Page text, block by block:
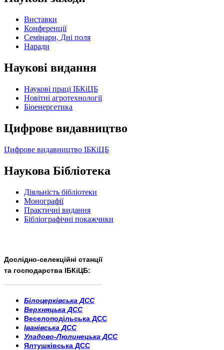
Виставки
Конференції
Семінари, Дні поля
Наради
Наукові видання
Наукові праці ІБКіЦБ
Новітні агротехнології
Бiоенергетика
Цифрове видавництво
Цифрове видавництво ІБКіЦБ
Наукова Бібліотека
Діяльність бібліотеки
Монографії
Практичні видання
Бібліографічні покажчики
Дослідно-селекційні станції
та господарства ІБКіЦБ:
Білоцерківська ДСС
Верхняцька ДСС
Веселоподільська ДСС
Іванівська ДСС
Уладово-Люлинецька ДСС
Ялтушківська ДСС